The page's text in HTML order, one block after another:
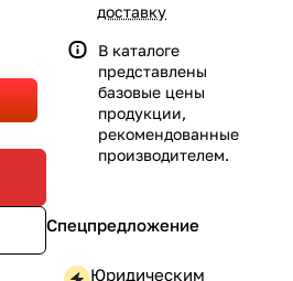
доставку
В каталоге
представлены
базовые цены
продукции,
рекомендованные
производителем.
Спецпредложение
Юридическим